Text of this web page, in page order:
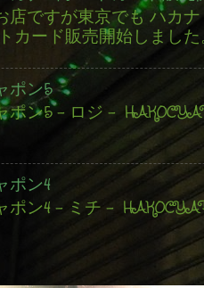
店ですが東京でも ハカ
カード販売開始しまし
ポン5
ポン5 - ロジ -
ポン4
ポン4 - ミチ -